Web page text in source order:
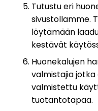
Tutustu eri
sivustollamme.
löytämään
kestävät
Huonekalujen
valmistajia
valmistettu
tuotantotapaa.